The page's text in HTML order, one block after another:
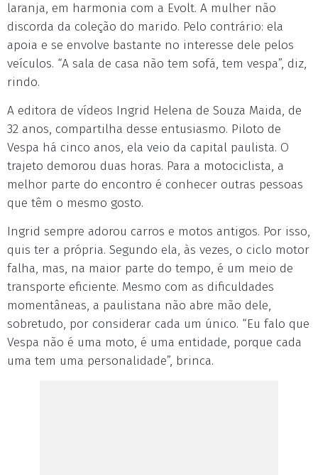
laranja, em harmonia com a Evolt. A mulher não
discorda da coleção do marido. Pelo contrário: ela
apoia e se envolve bastante no interesse dele pelos
veículos. “A sala de casa não tem sofá, tem vespa”, diz,
rindo.
A editora de vídeos Ingrid Helena de Souza Maida, de
32 anos, compartilha desse entusiasmo. Piloto de
Vespa há cinco anos, ela veio da capital paulista. O
trajeto demorou duas horas. Para a motociclista, a
melhor parte do encontro é conhecer outras pessoas
que têm o mesmo gosto.
Ingrid sempre adorou carros e motos antigos. Por isso,
quis ter a própria. Segundo ela, às vezes, o ciclo motor
falha, mas, na maior parte do tempo, é um meio de
transporte eficiente. Mesmo com as dificuldades
momentâneas, a paulistana não abre mão dele,
sobretudo, por considerar cada um único. “Eu falo que
Vespa não é uma moto, é uma entidade, porque cada
uma tem uma personalidade”, brinca.